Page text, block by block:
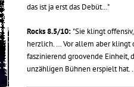
das ist ja erst das Debüt…"
Rocks 8.5/10: "Sie klingt
herzlich. … Vor allem aber klingt
faszinierend groovende Einheit,
unzähligen Bühnen erspielt hat.